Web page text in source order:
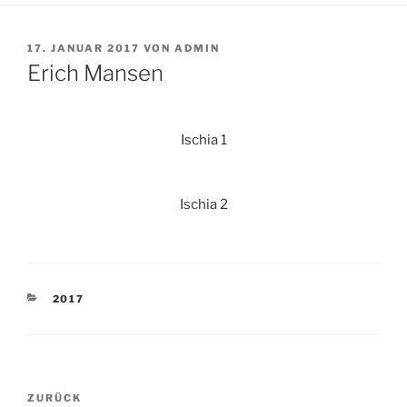
VERÖFFENTLICHT
AM
17. JANUAR 2017 VON ADMIN
Erich Mansen
Ischia 1
Ischia 2
KATEGORIEN
2017
Beitragsnavigation
Vorheriger
ZURÜCK